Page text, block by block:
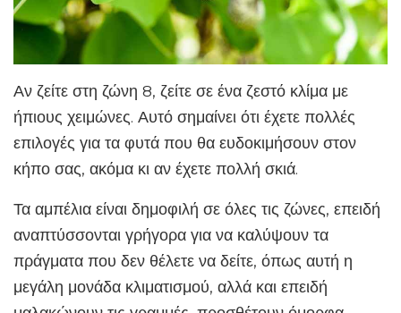
Αν ζείτε στη ζώνη 8, ζείτε σε ένα ζεστό κλίμα με
ήπιους χειμώνες. Αυτό σημαίνει ότι έχετε πολλές
επιλογές για τα φυτά που θα ευδοκιμήσουν στον
κήπο σας, ακόμα κι αν έχετε πολλή σκιά.
Τα αμπέλια είναι δημοφιλή σε όλες τις ζώνες, επειδή
αναπτύσσονται γρήγορα για να καλύψουν τα
πράγματα που δεν θέλετε να δείτε, όπως αυτή η
μεγάλη μονάδα κλιματισμού, αλλά και επειδή